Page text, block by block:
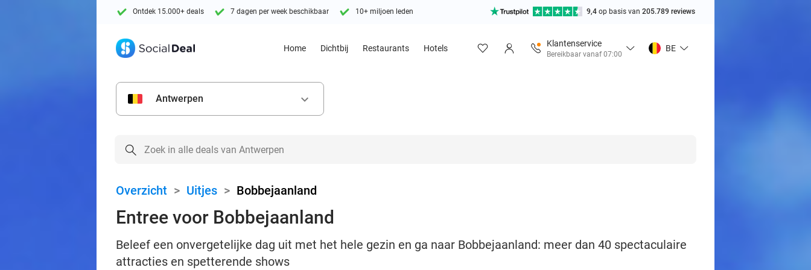
Ontdek 15.000+ deals 7 dagen per week beschikbaar 10+ miljoen leden 9,4 op basis van 205.789 reviews
Home Dichtbij Restaurants Hotels
Klantenservice
Bereikbaar vanaf 07:00
BE
Antwerpen keyboard_arrow_down
Overzicht > Uitjes > Bobbejaanland
Entree voor Bobbejaanland
Beleef een onvergetelijke dag uit met het hele gezin en ga naar Bobbejaanland: meer dan 40 spectaculaire
attracties en spetterende shows